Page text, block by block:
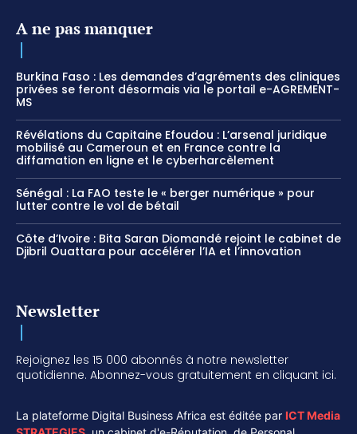
A ne pas manquer
Burkina Faso : Les demandes d’agréments des cliniques
privées se feront désormais via le portail e-AGREMENT-
MS
Révélations du Capitaine Efoudou : L’arsenal juridique
mobilisé au Cameroun et en France contre la
diffamation en ligne et le cyberharcèlement
Sénégal : La FAO teste le « berger numérique » pour
lutter contre le vol de bétail
Côte d’Ivoire : Bita Saran Diomandé rejoint le cabinet de
Djibril Ouattara pour accélérer l’IA et l’innovation
Newsletter
Rejoignez les 15 000 abonnés à notre newsletter
quotidienne. Abonnez-vous gratuitement en cliquant ici.
La plateforme Digital Business Africa est éditée par ICT Media